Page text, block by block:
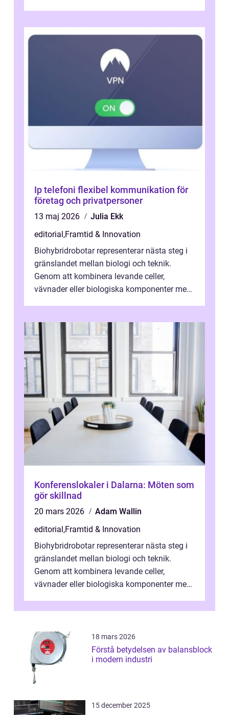
Ip telefoni flexibel kommunikation för
företag och privatpersoner
13 maj 2026
Julia Ekk
editorial ,Framtid & Innovation
Biohybridrobotar representerar nästa steg i
gränslandet mellan biologi och teknik.
Genom att kombinera levande celler,
vävnader eller biologiska komponenter med
Konferenslokaler i Dalarna: Möten som
gör skillnad
20 mars 2026
Adam Wallin
editorial ,Framtid & Innovation
Biohybridrobotar representerar nästa steg i
gränslandet mellan biologi och teknik.
Genom att kombinera levande celler,
vävnader eller biologiska komponenter med
18 mars 2026
Förstå betydelsen av balansblock
i modern industri
15 december 2025